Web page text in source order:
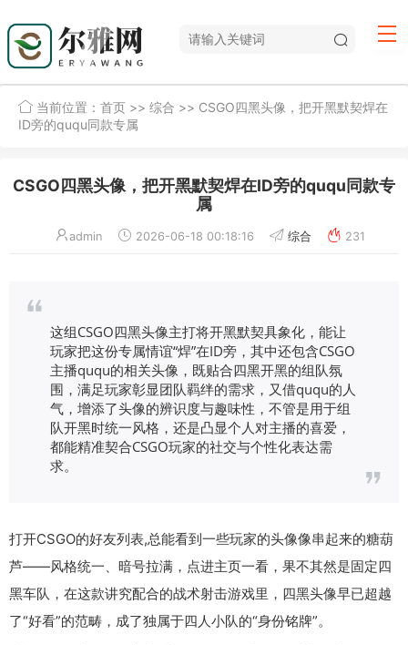
当前位置： 首页 >> 综合 >> CSGO四黑头像，把开黑默契焊在
ID旁的ququ同款专属
CSGO四黑头像，把开黑默契焊在ID旁的ququ同款专
属
admin 2026-06-18 00:18:16 综合 231
这组CSGO四黑头像主打将开黑默契具象化，能让
玩家把这份专属情谊“焊”在ID旁，其中还包含CSGO
主播ququ的相关头像，既贴合四黑开黑的组队氛
围，满足玩家彰显团队羁绊的需求，又借ququ的人
气，增添了头像的辨识度与趣味性，不管是用于组
队开黑时统一风格，还是凸显个人对主播的喜爱，
都能精准契合CSGO玩家的社交与个性化表达需
求。
打开CSGO的好友列表,总能看到一些玩家的头像像串起来的糖葫
芦——风格统一、暗号拉满，点进主页一看，果不其然是固定四
黑车队，在这款讲究配合的战术射击游戏里，四黑头像早已超越
了“好看”的范畴，成了独属于四人小队的“身份铭牌”。